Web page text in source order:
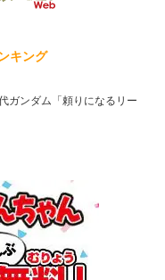
キング
ガンダム「頼りになるリー